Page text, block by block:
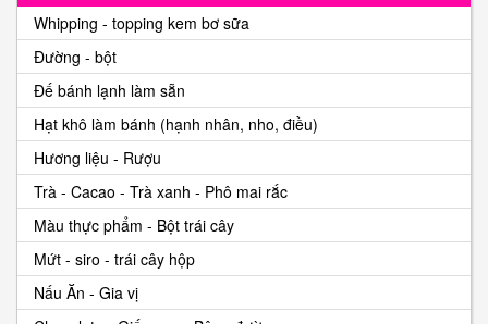
Nguyên liệu
Whipping - topping kem bơ sữa
Đường - bột
Đế bánh lạnh làm sẵn
Hạt khô làm bánh (hạnh nhân, nho, điều)
Hương liệu - Rượu
Trà - Cacao - Trà xanh - Phô mai rắc
Màu thực phẩm - Bột trái cây
Mứt - siro - trái cây hộp
Nấu Ăn - Gia vị